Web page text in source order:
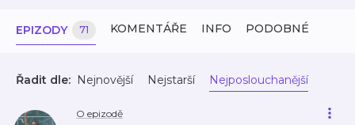
EPIZODY 71 KOMENTÁŘE INFO PODOBNÉ
Řadit dle: Nejnovější Nejstarší Nejposlouchanější
O epizodě